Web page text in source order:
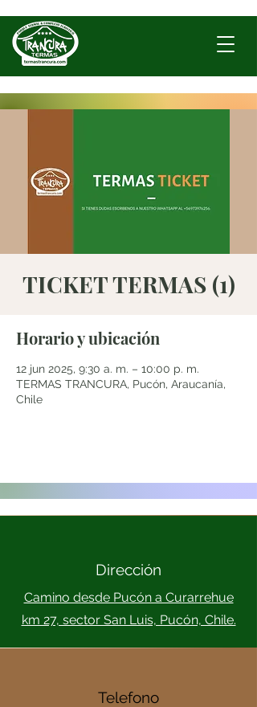
TICKET TERMAS (1)
Horario y ubicación
12 jun 2025, 9:30 a. m. – 10:00 p. m.
TERMAS TRANCURA, Pucón, Araucanía,
Chile
Dirección
Camino desde Pucón a Curarrehue
km 27, sector San Luis, Pucón, Chile.
Telefono